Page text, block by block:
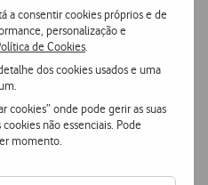
a consentir cookies próprios e de
personalização e
de Cookies
dos cookies usados e uma
cookies” onde pode gerir as suas
não essenciais. Pode
momento.
atentos às suas necessidades e
serviço personalizado.
geração
na tecnologia e inovação
soluções.